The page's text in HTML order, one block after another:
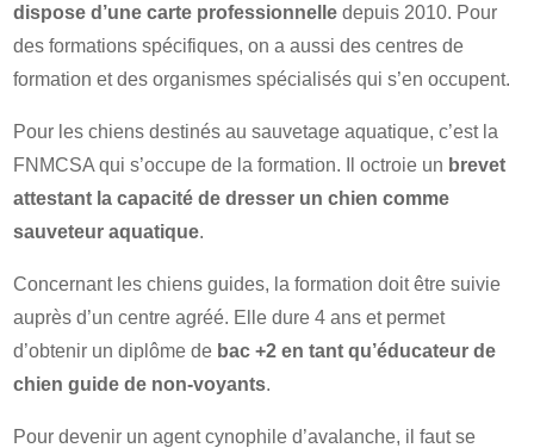
dispose d’une carte professionnelle depuis 2010. Pour
des formations spécifiques, on a aussi des centres de
formation et des organismes spécialisés qui s’en occupent.
Pour les chiens destinés au sauvetage aquatique, c’est la
FNMCSA qui s’occupe de la formation. Il octroie un brevet
attestant la capacité de dresser un chien comme
sauveteur aquatique.
Concernant les chiens guides, la formation doit être suivie
auprès d’un centre agréé. Elle dure 4 ans et permet
d’obtenir un diplôme de bac +2 en tant qu’éducateur de
chien guide de non-voyants.
Pour devenir un agent cynophile d’avalanche, il faut se